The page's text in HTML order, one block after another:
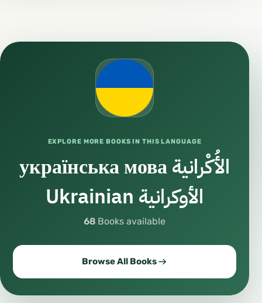
EXPLORE MORE BOOKS IN THIS LANGUAGE
українська мова الأُكْرانية
Ukrainian الأوكرانية
68 Books available
Browse All Books